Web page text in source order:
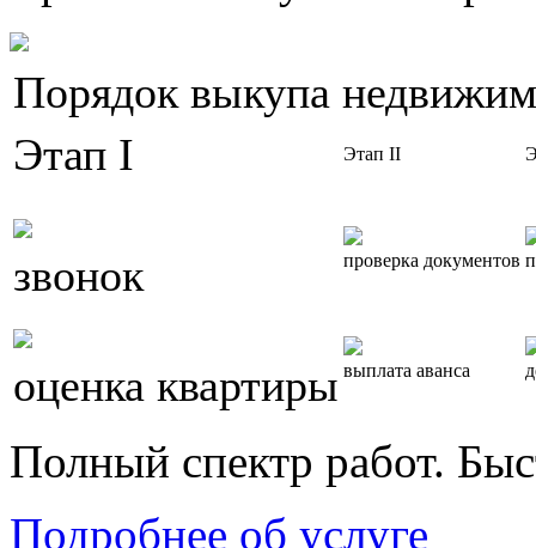
Порядок выкупа
Этап I
Этап II
звонок проверка документов
оценка квартиры выплата аванса
Полный спектр работ.
Подробнее об услуге